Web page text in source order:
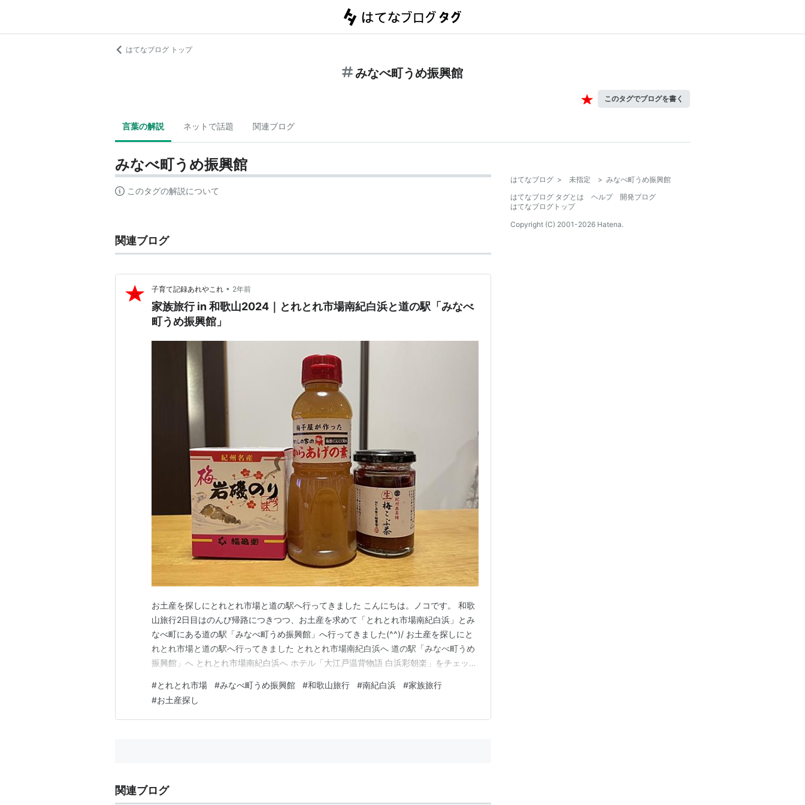
はてなブログ トップ
みなべ町うめ振興館
このタグでブログを書く
言葉の解説 ネットで話題 関連ブログ
みなべ町うめ振興館
このタグの解説について
関連ブログ
子育て記録あれやこれ • 2年前
家族旅行 in 和歌山2024｜とれとれ市場南紀白浜と道の駅「みなべ
町うめ振興館」
お土産を探しにとれとれ市場と道の駅へ行ってきました こんにちは。ノコです。 和歌
山旅行2日目はのんび帰路につきつつ、お土産を求めて「とれとれ市場南紀白浜」とみ
なべ町にある道の駅「みなべ町うめ振興館」へ行ってきました(^^)/ お土産を探しにと
れとれ市場と道の駅へ行ってきました とれとれ市場南紀白浜へ 道の駅「みなべ町うめ
振興館」へ とれとれ市場南紀白浜へ ホテル「大江戸温背物語 白浜彩朝楽」をチェック
ンダのかまぼこを見つけて思わず購入。 ちゃんぽん作った時にいれたらめちゃくちゃ
かわいくなりました(^^)/ あとSAと…
#とれとれ市場 #みなべ町うめ振興館 #和歌山旅行 #南紀白浜 #家族旅行
#お土産探し
関連ブログ
はてなブログ > 未指定 > みなべ町うめ振興館
はてなブログ タグとは
ヘルプ
開発ブログ
はてなブログトップ
Copyright (C) 2001-2026 Hatena.